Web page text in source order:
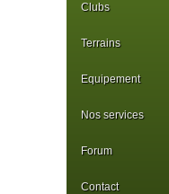
Clubs
Terrains
Equipement
Nos services
Forum
Contact